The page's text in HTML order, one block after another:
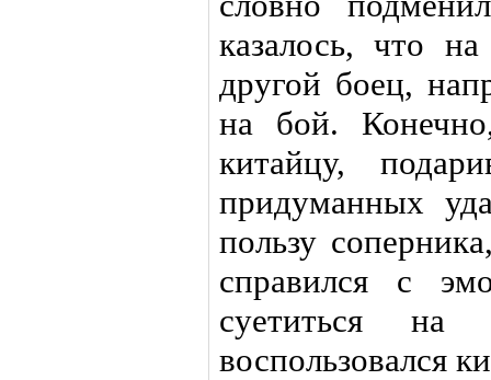
казалось, что
другой боец,
на бой.
китайцу,
придуманных
пользу
справился с
суетиться на
воспользовался